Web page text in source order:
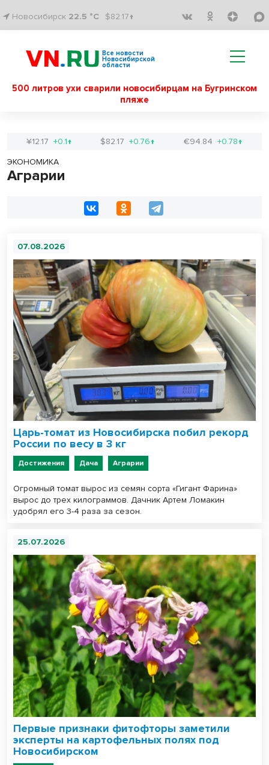
Новосибирск 22.5 °C $82.17↑
Все новости
Новосибирской
области
500 литров ухи сварили новосибирцам на Бугринском
пляже
¥12.17 +0.1↑ $82.17+0.76↑ €94.84+0.78↑
ЭКОНОМИКА
Аграрии
07.08.2026
Царь-томат из Новосибирска побил рекорд
России по весу в 3 кг
Достижения Дача Аграрии
Огромный томат вырос из семян сорта «Гигант Фарина»
вырос до трех килограммов. Дачник Артем Ломакин
удобрял его 3-4 раза за сезон.
25.07.2026
Первые признаки фитофторы заметили
эксперты на картофельных полях под
Новосибирском